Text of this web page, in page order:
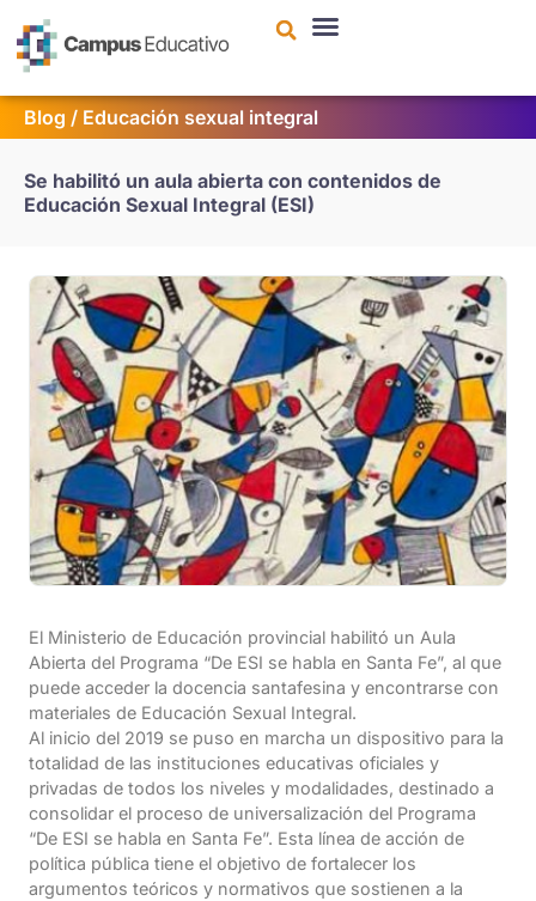
Blog / Educación sexual integral
Se habilitó un aula abierta con contenidos de
Educación Sexual Integral (ESI)
El Ministerio de Educación provincial habilitó un Aula
Abierta del Programa “De ESI se habla en Santa Fe”, al que
puede acceder la docencia santafesina y encontrarse con
materiales de Educación Sexual Integral.
Al inicio del 2019 se puso en marcha un dispositivo para la
totalidad de las instituciones educativas oficiales y
privadas de todos los niveles y modalidades, destinado a
consolidar el proceso de universalización del Programa
“De ESI se habla en Santa Fe”. Esta línea de acción de
política pública tiene el objetivo de fortalecer los
argumentos teóricos y normativos que sostienen a la